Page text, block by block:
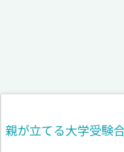
親が立てる大学受験